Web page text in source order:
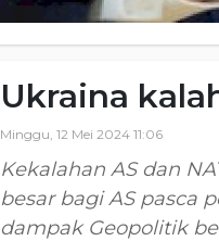
Ukraina
Minggu, 12 Mei 2024 11:06
Kekalahan AS dan
besar bagi AS pasca
dampak Geopolitik